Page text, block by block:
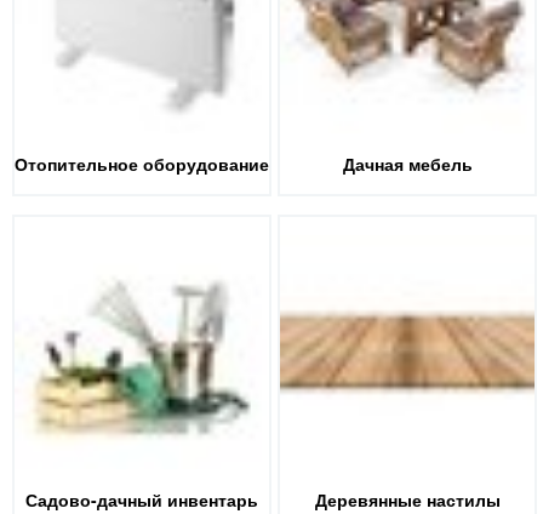
Отопительное оборудование Дачная мебель
Садово-дачный инвентарь Деревянные настилы